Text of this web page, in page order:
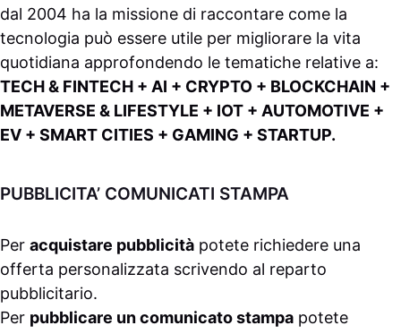
dal 2004 ha la missione di raccontare come la
tecnologia può essere utile per migliorare la vita
quotidiana approfondendo le tematiche relative a:
TECH & FINTECH + AI + CRYPTO + BLOCKCHAIN +
METAVERSE & LIFESTYLE + IOT + AUTOMOTIVE +
EV + SMART CITIES + GAMING + STARTUP.
PUBBLICITA’ COMUNICATI STAMPA
Per acquistare pubblicità potete richiedere una
offerta personalizzata scrivendo al reparto
pubblicitario.
Per pubblicare un comunicato stampa potete